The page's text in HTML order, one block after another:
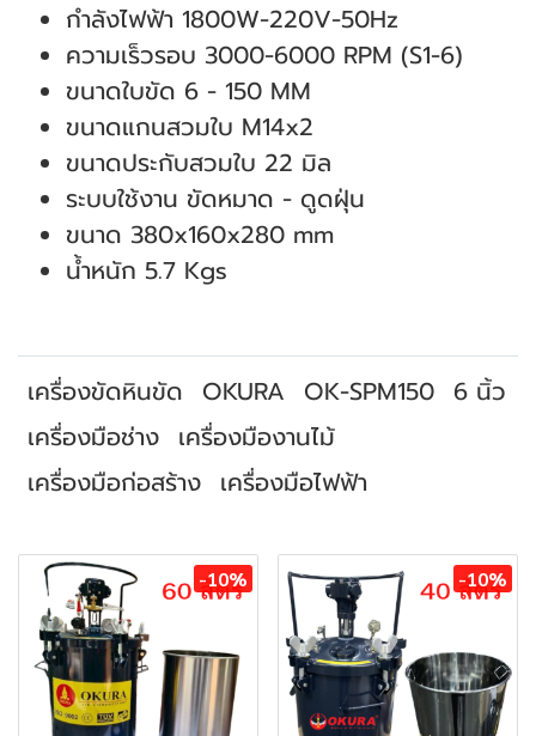
กําลังไฟฟ้า 1800W-220V-50Hz
ความเร็วรอบ 3000-6000 RPM (S1-6)
ขนาดใบขัด 6 - 150 MM
ขนาดแกนสวมใบ M14x2
ขนาดประกับสวมใบ 22 มิล
ระบบใช้งาน ขัดหมาด - ดูดฝุ่น
ขนาด 380x160x280 mm
น้ำหนัก 5.7 Kgs
เครื่องขัดหินขัด OKURA OK-SPM150 6 นิ้ว
เครื่องมือช่าง เครื่องมืองานไม้
เครื่องมือก่อสร้าง เครื่องมือไฟฟ้า
-10% -10%